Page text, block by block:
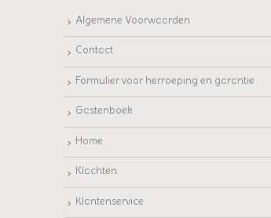
Algemene Voorwaarden
Contact
Formulier voor herroeping en garantie
Gastenboek
Home
Klachten
Klantenservice